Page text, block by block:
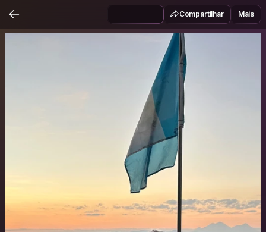
Compartilhar Mais